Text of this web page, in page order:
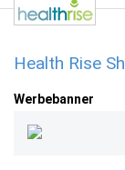
Health Rise
Werbebanner